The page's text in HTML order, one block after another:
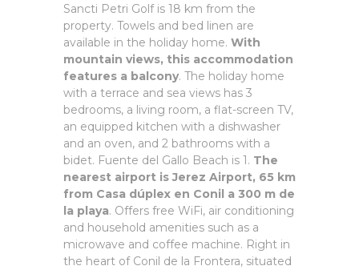
Sancti Petri Golf is 18 km from the
property. Towels and bed linen are
available in the holiday home. With
mountain views, this accommodation
features a balcony. The holiday home
with a terrace and sea views has 3
bedrooms, a living room, a flat-screen TV,
an equipped kitchen with a dishwasher
and an oven, and 2 bathrooms with a
bidet. Fuente del Gallo Beach is 1. The
nearest airport is Jerez Airport, 65 km
from Casa dúplex en Conil a 300 m de
la playa. Offers free WiFi, air conditioning
and household amenities such as a
microwave and coffee machine. Right in
the heart of Conil de la Frontera, situated